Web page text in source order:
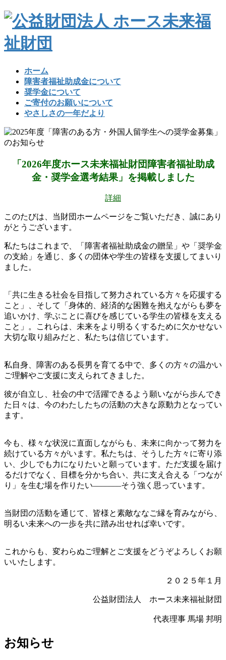
コ
テ
ン
ナ
ゲ
ー
ホーム
障害者福祉助成金について
奨学金について
ご寄付のお願いについて
やさしさの一年だより
「2026年度ホース未来福祉財団障害者福祉助成
金・奨学金選考結果」を掲載しました
詳細
このたびは、当財団ホームページをご覧いただき、誠にあり
がとうございます。
私たちはこれまで、「障害者福祉助成金の贈呈」や「奨学金
の支給」を通じ、多くの団体や学生の皆様を支援してまいり
ました。
「共に生きる社会を目指して努力されている方々を応援する
こと」、そして「身体的、経済的な困難を抱えながらも夢を
追いかけ、学ぶことに喜びを感じている学生の皆様を支える
こと」。これらは、未来をより明るくするために欠かせない
大切な取り組みだと、私たちは信じています。
私自身、障害のある長男を育てる中で、多くの方々の温かい
ご理解やご支援に支えられてきました。
彼が自立し、社会の中で活躍できるよう願いながら歩んでき
た日々は、今のわたしたちの活動の大きな原動力となってい
ます。
今も、様々な状況に直面しながらも、未来に向かって努力を
続けている方々がいます。私たちは、そうした方々に寄り添
い、少しでも力になりたいと願っています。ただ支援を届け
るだけでなく、目標を分かち合い、共に支え合える「つなが
り」を生む場を作りたい–––––––そう強く思っています。
当財団の活動を通じて、皆様と素敵ななご縁を育みながら、
明るい未来への一歩を共に踏み出せれば幸いです。
これからも、変わらぬご理解とご支援をどうぞよろしくお願
いいたします。
２０２５年１月
公益財団法人 ホース未来福祉財団
代表理事 馬場 邦明
お知らせ